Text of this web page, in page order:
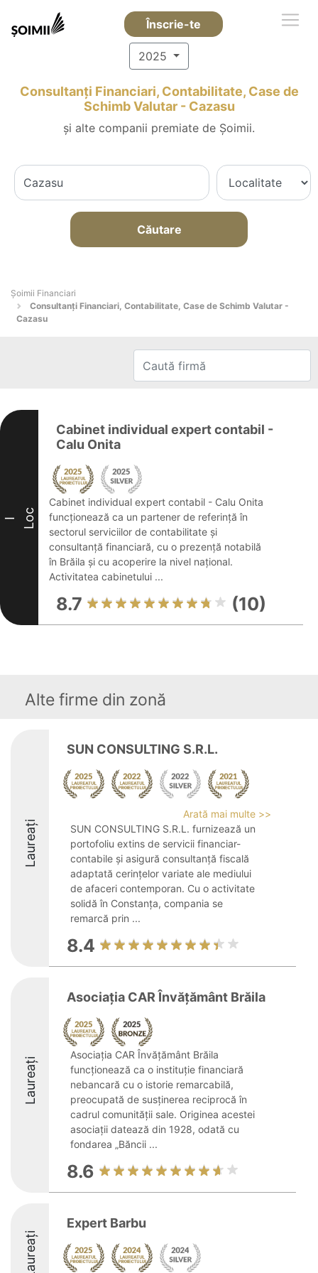
Înscrie-te
2025
Consultanți Financiari, Contabilitate, Case de
Schimb Valutar - Cazasu
și alte companii premiate de Șoimii.
Căutare
Șoimii Financiari
Consultanți Financiari, Contabilitate, Case de Schimb Valutar -
Cazasu
I Loc
Cabinet individual expert contabil -
Calu Onita
Cabinet individual expert contabil - Calu Onita
funcționează ca un partener de referință în
sectorul serviciilor de contabilitate și
consultanță financiară, cu o prezență notabilă
în Brăila și cu acoperire la nivel național.
Activitatea cabinetului ...
8.7 (10)
Alte firme din zonă
Laureați
SUN CONSULTING S.R.L.
Arată mai multe >>
SUN CONSULTING S.R.L. furnizează un
portofoliu extins de servicii financiar-
contabile și asigură consultanță fiscală
adaptată cerințelor variate ale mediului
de afaceri contemporan. Cu o activitate
solidă în Constanța, compania se
remarcă prin ...
8.4
Laureați
Asociația CAR Învățământ Brăila
Asociația CAR Învățământ Brăila
funcționează ca o instituție financiară
nebancară cu o istorie remarcabilă,
preocupată de susținerea reciprocă în
cadrul comunității sale. Originea acestei
asociații datează din 1928, odată cu
fondarea „Băncii ...
8.6
Laureați
Expert Barbu